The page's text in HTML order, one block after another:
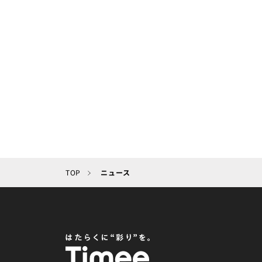
TOP ニュース